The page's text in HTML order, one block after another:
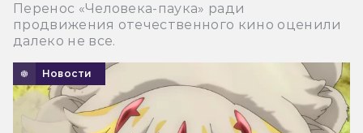
Перенос «Человека-паука» ради
продвижения отечественного кино оценили
далеко не все.
Новости